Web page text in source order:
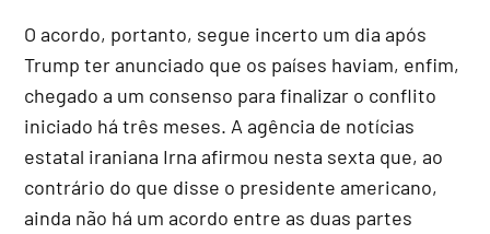
O acordo, portanto, segue incerto um dia após
Trump ter anunciado que os países haviam, enfim,
chegado a um consenso para finalizar o conflito
iniciado há três meses. A agência de notícias
estatal iraniana Irna afirmou nesta sexta que, ao
contrário do que disse o presidente americano,
ainda não há um acordo entre as duas partes